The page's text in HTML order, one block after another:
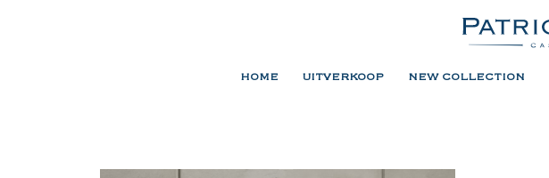
HOME UITVERKOOP NEW COLLECTION